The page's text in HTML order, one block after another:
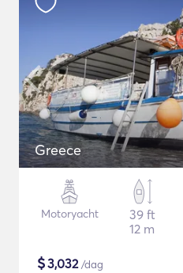
Greece
Motoryacht
39 ft
12 m
$3,032/dag